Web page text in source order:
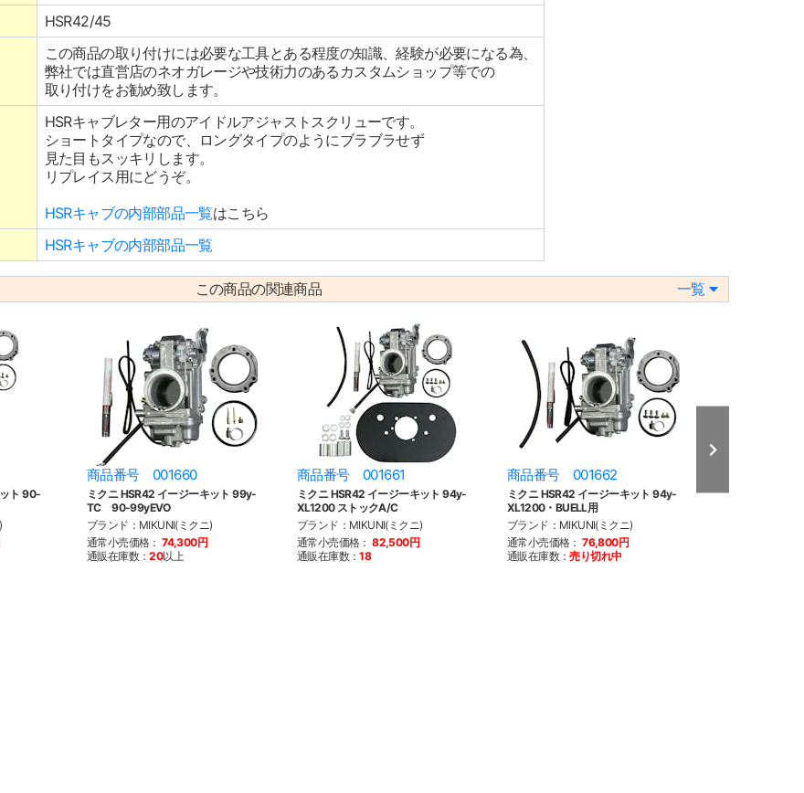
HSR42/45
この商品の取り付けには必要な工具とある程度の知識、経験が必要になる為、
弊社では直営店のネオガレージや技術力のあるカスタムショップ等での
取り付けをお勧め致します。
HSRキャブレター用のアイドルアジャストスクリューです。
ショートタイプなので、ロングタイプのようにブラブラせず
見た目もスッキリします。
リプレイス用にどうぞ。
HSRキャブの内部部品一覧はこちら
HSRキャブの内部部品一覧
この商品の関連商品 一覧
ト 90-
商品番号 001660
ミクニ HSR42 イージーキット 99y-
TC 90-99yEVO
ブランド：MIKUNI(ミクニ)
通常小売価格： 74,300円
通販在庫数：20以上
商品番号 001661
ミクニ HSR42 イージーキット 94y-
XL1200 ストックA/C
ブランド：MIKUNI(ミクニ)
通常小売価格： 82,500円
通販在庫数：18
商品番号 001662
ミクニ HSR42 イージーキット 94y-
XL1200・BUELL用
ブランド：MIKUNI(ミクニ)
通常小売価格： 76,800円
通販在庫数：売り切れ中
ミクニ HSR45 ト